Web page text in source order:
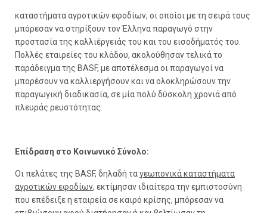
καταστήματα αγροτικών εφοδίων, οι οποίοι με τη σειρά τους
μπόρεσαν να στηρίξουν τον Έλληνα παραγωγό στην
προστασία της καλλιέργειάς του και του εισοδήματός του.
Πολλές εταιρείες του κλάδου, ακολούθησαν τελικά το
παράδειγμα της BASF, με αποτέλεσμα οι παραγωγοί να
μπορέσουν να καλλιεργήσουν και να ολοκληρώσουν την
παραγωγική διαδικασία, σε μία πολύ δύσκολη χρονιά από
πλευράς ρευστότητας.
Επίδραση στο Κοινωνικό Σύνολο:
Οι πελάτες της BASF, δηλαδή ταγεωπονικά καταστήματα
αγροτικών εφοδίων, εκτίμησαν ιδιαίτερα την εμπιστοσύνη
που επέδειξε η εταιρεία σε καιρό κρίσης, μπόρεσαν να